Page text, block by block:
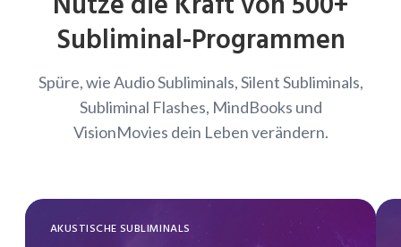
Subliminal-Programmen
Spüre, wie Audio Subliminals, Silent Subliminals,
Subliminal Flashes, MindBooks und
VisionMovies dein Leben verändern.
AKUSTISCHE SUBLIMINALS